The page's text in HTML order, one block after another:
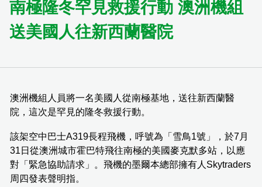
南極隆冬罕見救援行動 澳洲機組
送美國人往新西蘭醫院
澳洲機組人員將一名美國人從南極基地，送往新西蘭醫
院，這次是罕見的隆冬救援行動。
該架空中巴士A319長程飛機，呼號為「雪鳥1號」，於7月
31日從澳洲城市霍巴特飛往南極的美國麥克默多站，以應
對「緊急協助請求」。飛機的墨爾本總部擁有人Skytraders
周四發表聲明指。